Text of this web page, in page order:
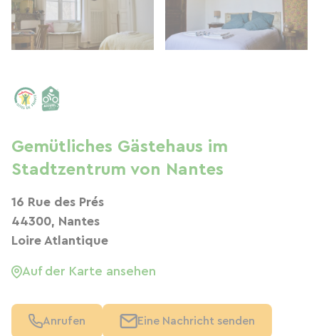
Gemütliches Gästehaus im
Stadtzentrum von Nantes
16 Rue des Prés
44300, Nantes
Loire Atlantique
Auf der Karte ansehen
Anrufen Eine Nachricht senden